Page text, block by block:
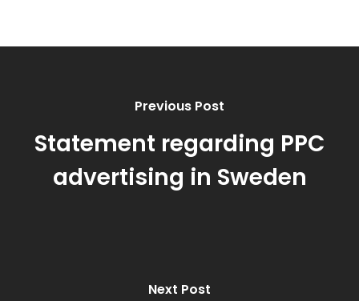
Previous Post
Statement regarding PPC
advertising in Sweden
Next Post